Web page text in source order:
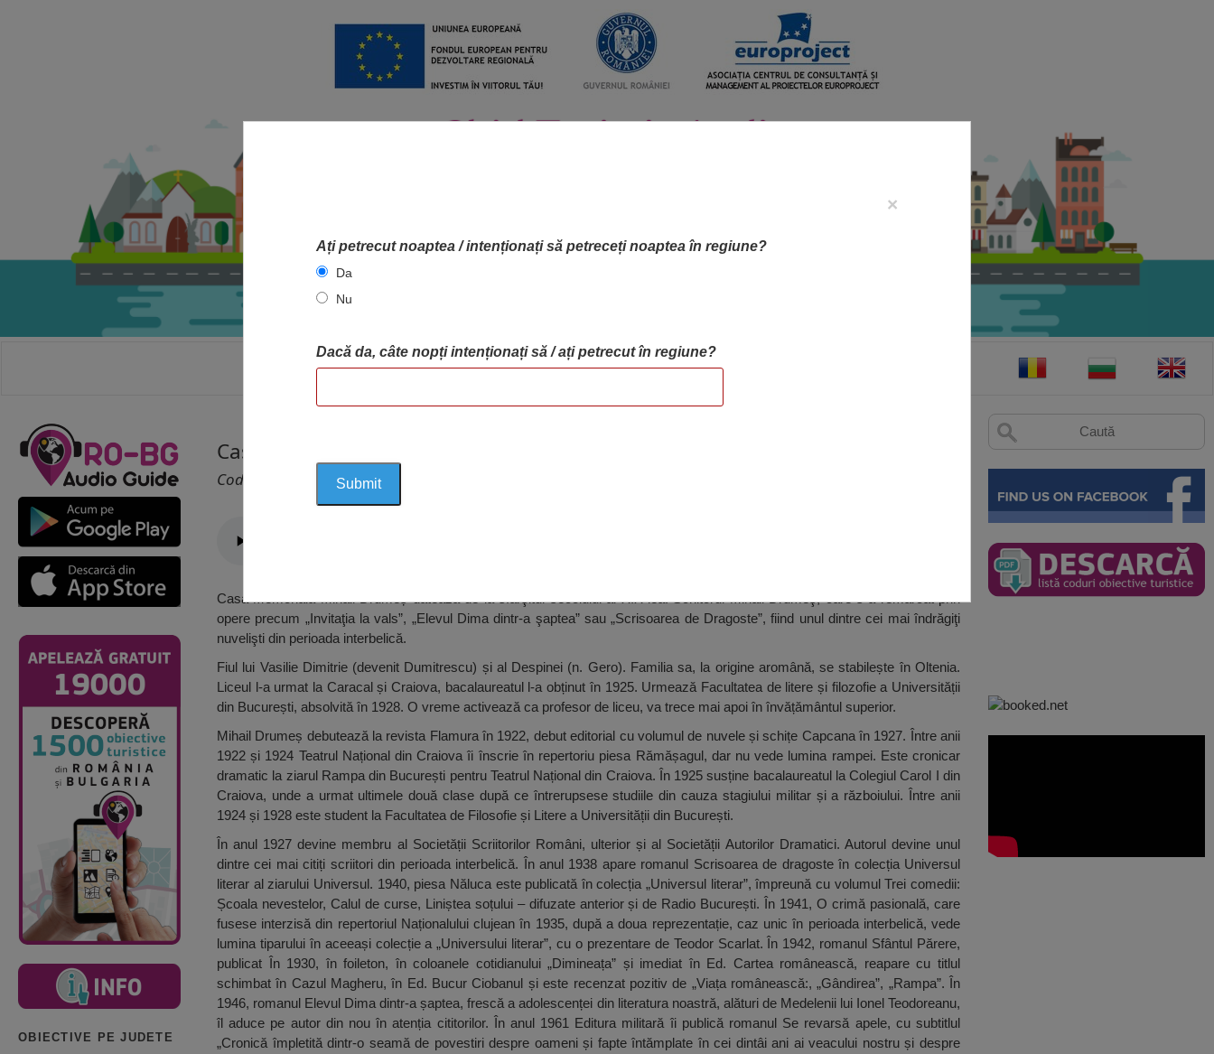
ACASA HARTA OBIECTIVELOR OBIECTIVE
OBIECTIVE PE JUDETE
Casa Memorială Mihail Drumeș, Balș
Cod 1572
Casa Memorială Mihail Drumeș datează de la sfârşitul secolului al XIX-lea. Scriitorul Mihail Drumeş, care s-a remarcat prin
opere precum „Invitaţia la vals”, „Elevul Dima dintr-a şaptea” sau „Scrisoarea de Dragoste”, fiind unul dintre cei mai îndrăgiţi
nuvelişti din perioada interbelică.
Fiul lui Vasilie Dimitrie (devenit Dumitrescu) și al Despinei (n. Gero). Familia sa, la origine aromână, se stabilește în Oltenia.
Liceul l-a urmat la Caracal și Craiova, bacalaureatul l-a obținut în 1925. Urmează Facultatea de litere și filozofie a Universității
din București, absolvită în 1928. O vreme activează ca profesor de liceu, va trece mai apoi în învățământul superior.
Mihail Drumeș debutează la revista Flamura în 1922, debut editorial cu volumul de nuvele și schițe Capcana în 1927. Între anii
1922 și 1924 Teatrul Național din Craiova îi înscrie în repertoriu piesa Rămășagul, dar nu vede lumina rampei. Este cronicar
dramatic la ziarul Rampa din București pentru Teatrul Național din Craiova. În 1925 susține bacalaureatul la Colegiul Carol I din
Craiova, unde a urmat ultimele două clase după ce întrerupsese studiile din cauza stagiului militar și a războiului. Între anii
1924 și 1928 este student la Facultatea de Filosofie și Litere a Universității din București.
În anul 1927 devine membru al Societății Scriitorilor Români, ulterior și al Societății Autorilor Dramatici. Autorul devine unul
dintre cei mai citiți scriitori din perioada interbelică. În anul 1938 apare romanul Scrisoarea de dragoste în colecția Universul
literar al ziarului Universul. 1940, piesa Năluca este publicată în colecția „Universul literar”, împreună cu volumul Trei comedii:
Școala nevestelor, Calul de curse, Liniștea soțului – difuzate anterior și de Radio București. În 1941, O crimă pasională, care
fusese interzisă din repertoriul Naționalului clujean în 1935, după a doua reprezentație, caz unic în perioada interbelică, vede
lumina tiparului în aceeași colecție a „Universului literar”, cu o prezentare de Teodor Scarlat. În 1942, romanul Sfântul Părere,
publicat În 1930, în foileton, în coloanele cotidianului „Dimineața” și imediat în Ed. Cartea românească, reapare cu titlul
schimbat în Cazul Magheru, în Ed. Bucur Ciobanul și este recenzat pozitiv de „Viața românească:, „Gândirea”, „Rampa”. În
1946, romanul Elevul Dima dintr-a șaptea, frescă a adolescenței din literatura noastră, alături de Medelenii lui Ionel Teodoreanu,
îl aduce pe autor din nou în atenția cititorilor. În anul 1961 Editura militară îi publică romanul Se revarsă apele, cu subtitlul
„Cronică împletită dintr-o seamă de povestiri despre oameni și fapte întămplate în cei dintâi ani ai veacului nostru și despre
×
Ați petrecut noaptea / intenționați să petreceți noaptea în regiune?
Da
Nu
Dacă da, câte nopți intenționați să / ați petrecut în regiune?